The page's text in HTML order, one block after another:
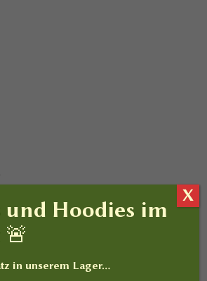
und Hoodies im
in unserem Lager…
X